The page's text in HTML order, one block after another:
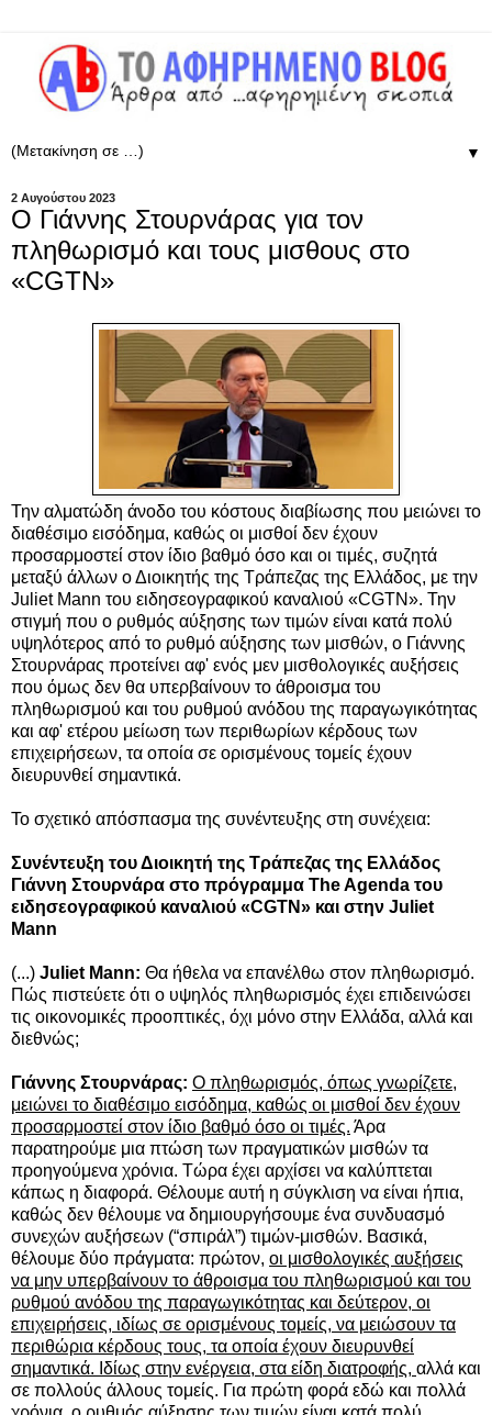
▼
2 Αυγούστου 2023
Ο Γιάννης Στουρνάρας για τον
πληθωρισμό και τους μισθους στο
«CGTN»
Την αλματώδη άνοδο του κόστους διαβίωσης που μειώνει το
διαθέσιμο εισόδημα, καθώς οι μισθοί δεν έχουν
προσαρμοστεί στον ίδιο βαθμό όσο και οι τιμές, συζητά
μεταξύ άλλων ο Διοικητής της Τράπεζας της Ελλάδος, με την
Juliet Mann του ειδησεογραφικού καναλιού «CGTN». Την
στιγμή που ο ρυθμός αύξησης των τιμών είναι κατά πολύ
υψηλότερος από το ρυθμό αύξησης των μισθών, ο Γιάννης
Στουρνάρας προτείνει αφ' ενός μεν μισθολογικές αυξήσεις
που όμως δεν θα υπερβαίνουν το άθροισμα του
πληθωρισμού και του ρυθμού ανόδου της παραγωγικότητας
και αφ' ετέρου μείωση των περιθωρίων κέρδους των
επιχειρήσεων, τα οποία σε ορισμένους τομείς έχουν
διευρυνθεί σημαντικά.
Το σχετικό απόσπασμα της συνέντευξης στη συνέχεια:
Συνέντευξη του Διοικητή της Τράπεζας της Ελλάδος
Γιάννη Στουρνάρα στο πρόγραμμα The Agenda του
ειδησεογραφικού καναλιού «CGTN» και στην Juliet
Mann
(...) Juliet Mann: Θα ήθελα να επανέλθω στον πληθωρισμό.
Πώς πιστεύετε ότι ο υψηλός πληθωρισμός έχει επιδεινώσει
τις οικονομικές προοπτικές, όχι μόνο στην Ελλάδα, αλλά και
διεθνώς;
Γιάννης Στουρνάρας: Ο πληθωρισμός, όπως γνωρίζετε,
μειώνει το διαθέσιμο εισόδημα, καθώς οι μισθοί δεν έχουν
προσαρμοστεί στον ίδιο βαθμό όσο οι τιμές. Άρα
παρατηρούμε μια πτώση των πραγματικών μισθών τα
προηγούμενα χρόνια. Τώρα έχει αρχίσει να καλύπτεται
κάπως η διαφορά. Θέλουμε αυτή η σύγκλιση να είναι ήπια,
καθώς δεν θέλουμε να δημιουργήσουμε ένα συνδυασμό
συνεχών αυξήσεων (“σπιράλ”) τιμών-μισθών. Βασικά,
θέλουμε δύο πράγματα: πρώτον, οι μισθολογικές αυξήσεις
να μην υπερβαίνουν το άθροισμα του πληθωρισμού και του
ρυθμού ανόδου της παραγωγικότητας και δεύτερον, οι
επιχειρήσεις, ιδίως σε ορισμένους τομείς, να μειώσουν τα
περιθώρια κέρδους τους, τα οποία έχουν διευρυνθεί
σημαντικά. Ιδίως στην ενέργεια, στα είδη διατροφής, αλλά και
σε πολλούς άλλους τομείς. Για πρώτη φορά εδώ και πολλά